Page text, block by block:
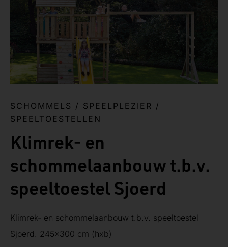
SCHOMMELS / SPEELPLEZIER /
SPEELTOESTELLEN
Klimrek- en
schommelaanbouw t.b.v.
speeltoestel Sjoerd
Klimrek- en schommelaanbouw t.b.v. speeltoestel
Sjoerd. 245×300 cm (hxb)